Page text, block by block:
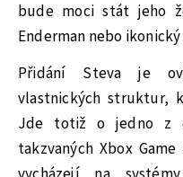
bude moci stát jeho
Enderman nebo
Přidání Steva je
vlastnických struktur,
Jde totiž o jedno z
takzvaných Xbox